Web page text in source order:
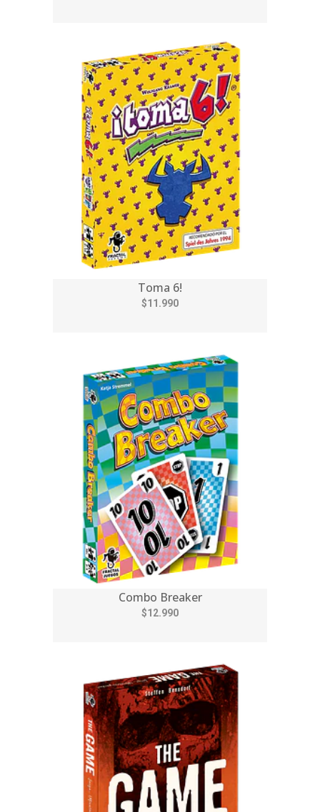
Toma 6!
$11.990
Combo Breaker
$12.990